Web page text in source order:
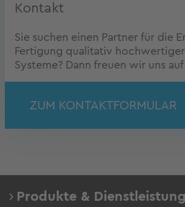
Kontakt
Sie suchen einen Partner für die
Fertigung qualitativ
Systeme? Dann freuen wir uns
ZUM KONTAKTFORMULAR
Produkte &